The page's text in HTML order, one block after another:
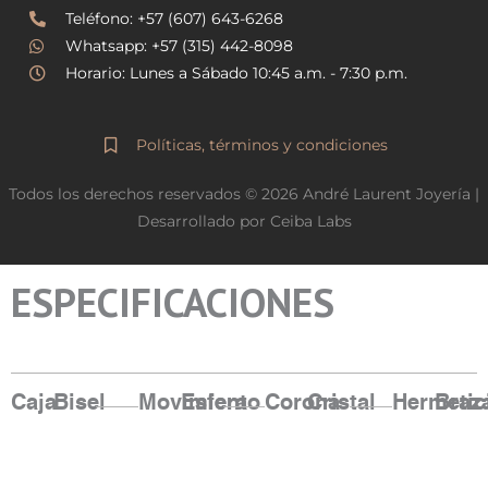
m
Teléfono: +57 (607) 643-6268
Whatsapp: +57 (315) 442-8098
Horario: Lunes a Sábado 10:45 a.m. - 7:30 p.m.
Políticas, términos y condiciones
Todos los derechos reservados © 2026 André Laurent Joyería |
Desarrollado por Ceiba Labs
ESPECIFICACIONES
CajaBisel Movimiento
Esfera CoronaCristal